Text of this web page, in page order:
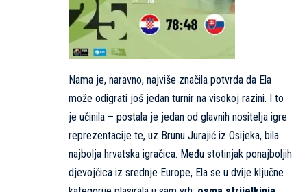
Nama je, naravno, najviše značila potvrda da Ela
može odigrati još jedan turnir na visokoj razini. I to
je učinila – postala je jedan od glavnih nositelja igre
reprezentacije te, uz Brunu Jurajić iz Osijeka, bila
najbolja hrvatska igračica. Među stotinjak ponajboljih
djevojčica iz srednje Europe, Ela se u dvije ključne